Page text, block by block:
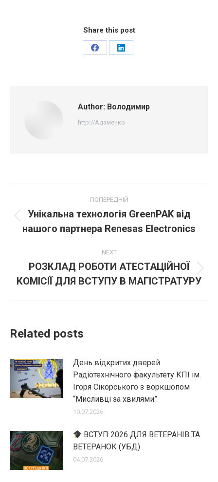
Share this post
Share
Share
Author: Володимир
http://Адаменко
navigation
ПОПЕРЕДНІЙ
пост:
Унікальна технологія GreenPAK від
нашого партнера Renesas Electronics
NEXT
post:
РОЗКЛАД РОБОТИ АТЕСТАЦІЙНОЇ
КОМІСІЇ ДЛЯ ВСТУПУ В МАГІСТРАТУРУ
Related posts
День відкритих дверей
Радіотехнічного факультету КПІ ім.
Ігоря Сікорського з воркшопом
“Мисливці за хвилями”
10.07.2026
ВСТУП 2026 ДЛЯ ВЕТЕРАНІВ ТА
ВЕТЕРАНОК (УБД)
04.07.2026